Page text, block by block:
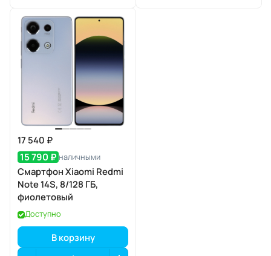
17 540 ₽
15 790 ₽ наличными
Смартфон Xiaomi Redmi
Note 14S, 8/128 ГБ,
фиолетовый
Доступно
В корзину